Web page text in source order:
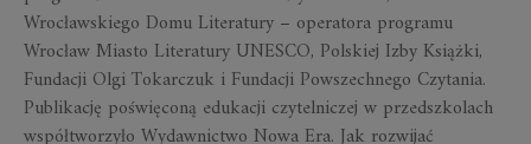
Wrocławskiego Domu Literatury – operatora programu
Wrocław Miasto Literatury UNESCO, Polskiej Izby Książki,
Fundacji Olgi Tokarczuk i Fundacji Powszechnego Czytania.
Publikację poświęconą edukacji czytelniczej w przedszkolach
współtworzyło Wydawnictwo Nowa Era. Jak rozwijać